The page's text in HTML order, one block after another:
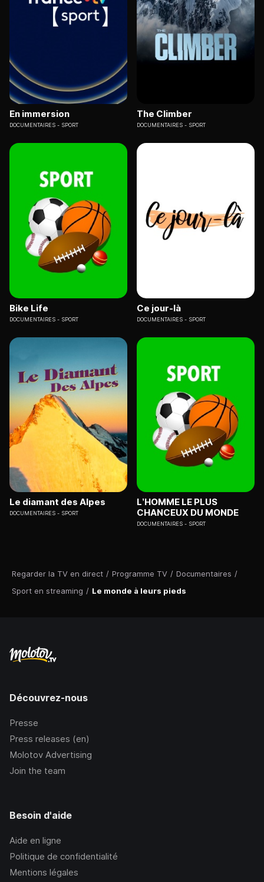
Regarder la TV en direct / Programme TV / Documentaires /
Sport en streaming / Le monde à leurs pieds
En immersion
DOCUMENTAIRES SPORT
The Climber
DOCUMENTAIRES SPORT
Bike Life
DOCUMENTAIRES SPORT
Ce jour-là
DOCUMENTAIRES SPORT
Le diamant des Alpes
DOCUMENTAIRES SPORT
L’HOMME LE PLUS
CHANCEUX DU MONDE
DOCUMENTAIRES SPORT
Découvrez-nous
Presse
Press releases (en)
Molotov Advertising
Join the team
Besoin d'aide
Aide en ligne
Politique de confidentialité
Mentions légales